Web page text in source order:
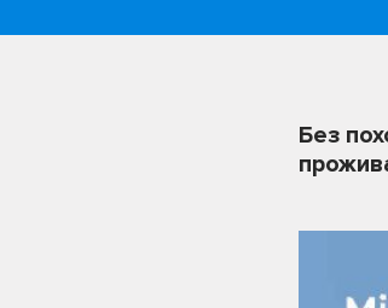
Без